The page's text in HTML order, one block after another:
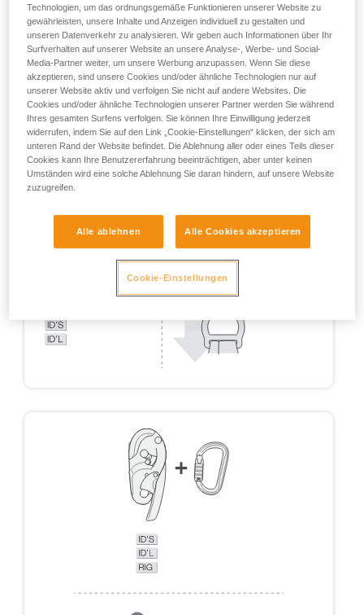
Technologien, um das ordnungsgemäße Funktionieren unserer Website zu
gewährleisten, unsere Inhalte und Anzeigen individuell zu gestalten und
unseren Datenverkehr zu analysieren. Wir geben auch Informationen über Ihr
Surfverhalten auf unserer Website an unsere Analyse-, Werbe- und Social-
Media-Partner weiter, um unsere Werbung anzupassen. Wenn Sie diese
akzeptieren, sind unsere Cookies und/oder ähnliche Technologien nur auf
unserer Website aktiv und verfolgen Sie nicht auf andere Websites. Die
Cookies und/oder ähnliche Technologien unserer Partner werden Sie während
Ihres gesamten Surfens verfolgen. Sie können Ihre Einwilligung jederzeit
widerrufen, indem Sie auf den Link „Cookie-Einstellungen“ klicken, der sich am
unteren Rand der Website befindet. Die Ablehnung aller oder eines Teils dieser
Cookies kann Ihre Benutzererfahrung beeinträchtigen, aber unter keinen
Umständen wird eine solche Ablehnung Sie daran hindern, auf unsere Website
zuzugreifen.
Alle ablehnen Alle Cookies akzeptieren
Cookie-Einstellungen